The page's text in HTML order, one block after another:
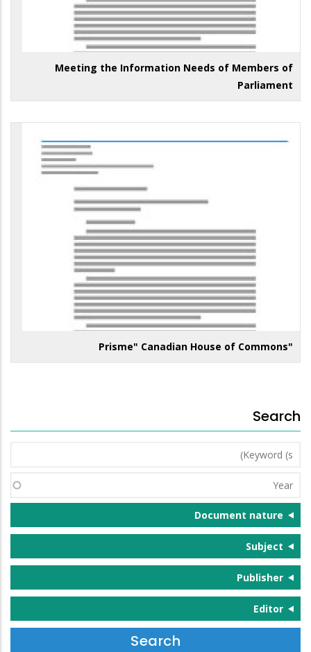
Meeting the Information Needs of Members of
Parliament
"Prisme" Canadian House of Commons
Search
Keyword
(s)
Year
Document nature
Subject
Publisher
Editor